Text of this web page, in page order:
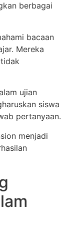
berbagai
bacaan
Mereka
ujian
siswa
pertanyaan.
menjadi